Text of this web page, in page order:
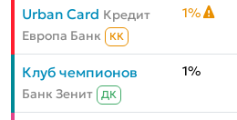
Urban Card Кредит
Европа Банк
КК
1%
Клуб чемпионов
Банк Зенит ДК
1%